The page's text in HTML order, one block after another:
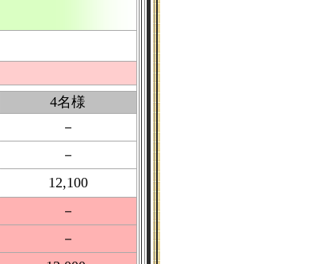
4名様
－
－
12,100
－
－